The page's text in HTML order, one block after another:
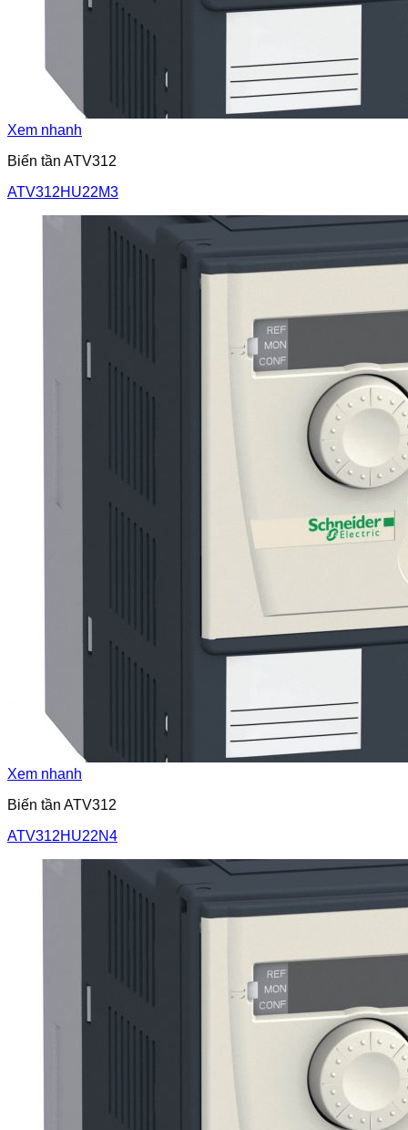
Xem nhanh
Biến tần ATV312
ATV312HU22M3
Xem nhanh
Biến tần ATV312
ATV312HU22N4